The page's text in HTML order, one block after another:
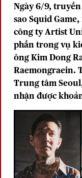
Ngày 6/9,
saoSquid Game,
công ty Artist
phần trong vụ
ông Kim Dong
Raemongraein.
Trung tâm
nhận được